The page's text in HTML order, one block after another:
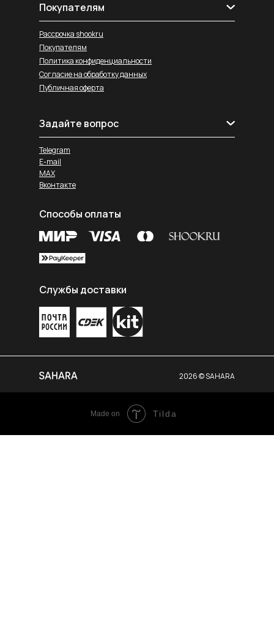
Покупателям
Рассрочка shookru
Покупателям
Политика конфиденциальности
Согласие на обработку данных
Публичная оферта
Задайте вопрос
Telegram
E-mail
MAX
Вконтакте
Службы доставки
Способы оплаты
2026 © SAHARA
Made on Tilda